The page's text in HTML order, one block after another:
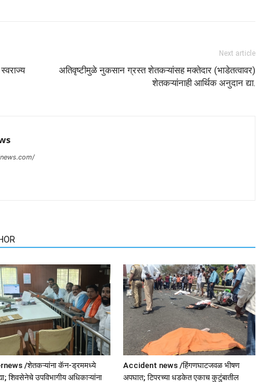
Next article
अतिवृष्टीमुळे नुकसान ग्रस्त शेतकऱ्यांसह मक्तेदार (भाडेतत्वावर)
शेतकऱ्यांनाही आर्थिक अनुदान द्या.
/शेतकऱ्यांना कॅन-ड्रममध्ये
शिवसेनेचे उपविभागीय अधिकाऱ्यांना
Accident news /हिंगणघाटजवळ भीषण
अपघात; टिपरच्या धडकेत एकाच कुटुंबातील